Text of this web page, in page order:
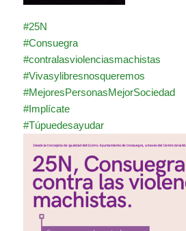
#25N
#Consuegra
#contralasviolenciasmachistas
#Vivasylibresnosqueremos
#MejoresPersonasMejorSociedad
#Implícate
#Túpuedesayudar